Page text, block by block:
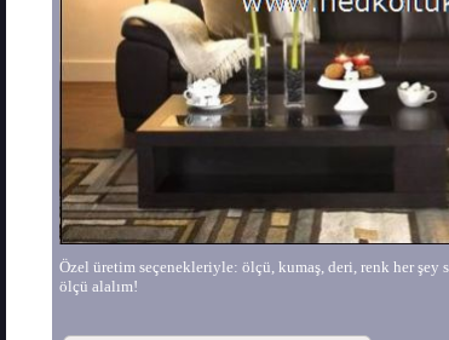
Özel üretim seçenekleriyle: ölçü, kumaş, deri, renk her
ölçü alalım!